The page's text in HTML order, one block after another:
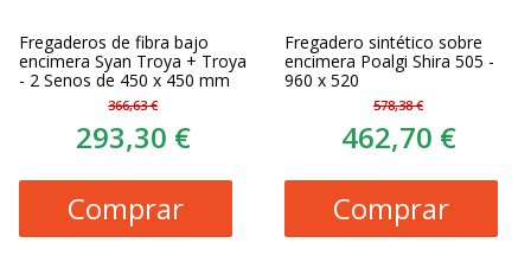
Fregaderos de fibra bajo
encimera Syan Troya + Troya
- 2 Senos de 450 x 450 mm
366,63 €
293,30 €
Comprar
Fregadero sintético sobre
encimera Poalgi Shira 505 -
960 x 520
578,38 €
462,70 €
Comprar